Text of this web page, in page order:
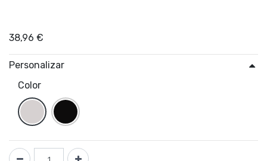
38,96 €
Personalizar
Color